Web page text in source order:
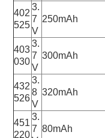
402
525
3.
7
V
250mAh
403
030
3.
7
V
300mAh
432
526
3.
8
V
320mAh
451
220
3.
7 80mAh